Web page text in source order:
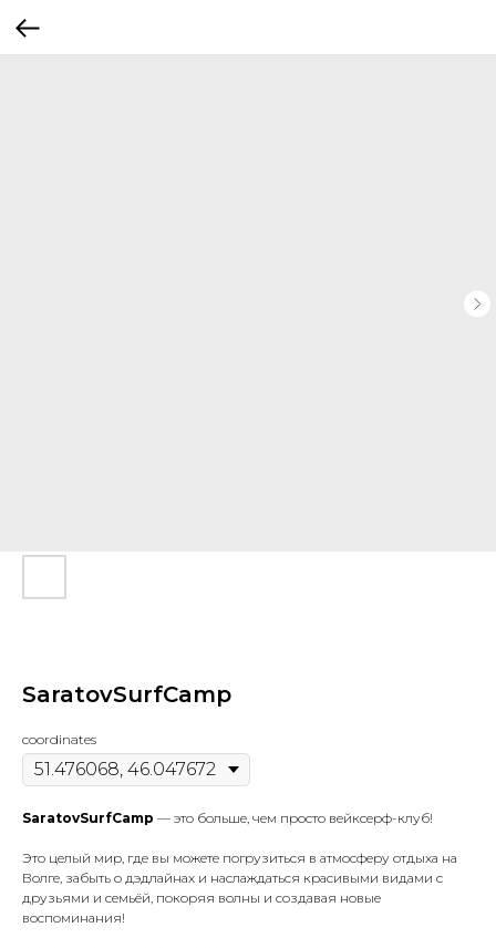
SaratovSurfCamp
coordinates
SaratovSurfCamp — это больше, чем просто вейксерф-клуб!
Это целый мир, где вы можете погрузиться в атмосферу отдыха на
Волге, забыть о дэдлайнах и наслаждаться красивыми видами с
друзьями и семьёй, покоряя волны и создавая новые
воспоминания!